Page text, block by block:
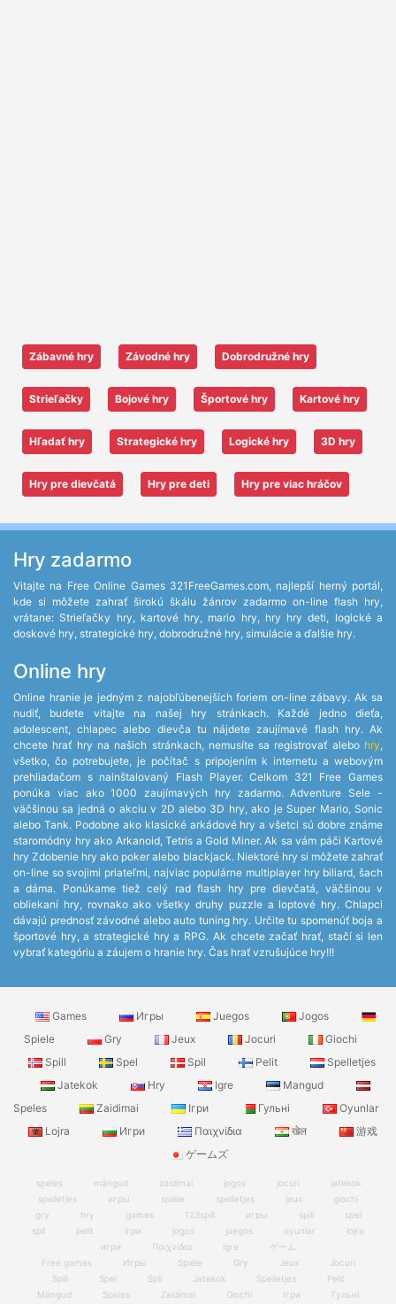
Zábavné hry Závodné hry Dobrodružné hry
Strieľačky Bojové hry Športové hry Kartové hry
Hľadať hry Strategické hry Logické hry 3D hry
Hry pre dievčatá Hry pre deti Hry pre viac hráčov
Hry zadarmo
Vitajte na Free Online Games 321FreeGames.com, najlepší herný portál,
kde si môžete zahrať širokú škálu žánrov zadarmo on-line flash hry,
vrátane: Strieľačky hry, kartové hry, mario hry, hry hry deti, logické a
doskové hry, strategické hry, dobrodružné hry, simulácie a ďalšie hry.
Online hry
Online hranie je jedným z najobľúbenejších foriem on-line zábavy. Ak sa
nudiť, budete vitajte na našej hry stránkach. Každé jedno dieťa,
adolescent, chlapec alebo dievča tu nájdete zaujímavé flash hry. Ak
chcete hrať hry na našich stránkach, nemusíte sa registrovať alebo hry,
všetko, čo potrebujete, je počítač s pripojením k internetu a webovým
prehliadačom s nainštalovaný Flash Player. Celkom 321 Free Games
ponúka viac ako 1000 zaujímavých hry zadarmo. Adventure Sele -
väčšinou sa jedná o akciu v 2D alebo 3D hry, ako je Super Mario, Sonic
alebo Tank. Podobne ako klasické arkádové hry a všetci sú dobre známe
staromódny hry ako Arkanoid, Tetris a Gold Miner. Ak sa vám páči Kartové
hry Zdobenie hry ako poker alebo blackjack. Niektoré hry si môžete zahrať
on-line so svojimi priateľmi, najviac populárne multiplayer hry biliard, šach
a dáma. Ponúkame tiež celý rad flash hry pre dievčatá, väčšinou v
obliekaní hry, rovnako ako všetky druhy puzzle a loptové hry. Chlapci
dávajú prednosť závodné alebo auto tuning hry. Určite tu spomenúť boja a
športové hry, a strategické hry a RPG. Ak chcete začať hrať, stačí si len
vybrať kategóriu a záujem o hranie hry. Čas hrať vzrušujúce hry!!!
Games Игры Juegos
Jogos
Spiele
Gry Jeux Jocuri
Giochi
Spill
Spel Spil Pelit
Spelletjes
Jatekok
Hry Igre
Mangud
Speles
Zaidimai Ігри Гульні
Oyunlar
Lojra
Игри Παιχνίδια खेल
游戏
ゲームズ
speles mängud zaidimai jogos jocuri
jatekok
spelletjes
игры spiele spelletjes jeux
giochi
gry
hry games 123spill игры spill
spel
spil
pelit ігри jogos juegos oyunlar
lojra
игри
Παιχνίδια igre
ゲーム
Free games
Игры Spiele Gry Jeux
Jocuri
Spill
Spel Spil Jatekok Spelletjes
Pelit
Mängud
Speles Zaidimai Giochi Ігри Гульні